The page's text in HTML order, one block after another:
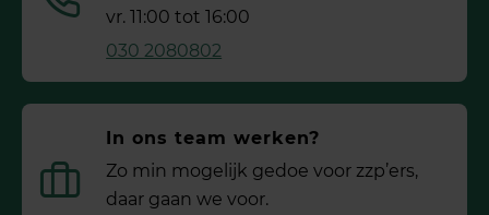
vr. 11:00 tot 16:00
030 2080802
In ons team werken?
Zo min mogelijk gedoe voor ­zzp’ers,
daar gaan we voor.